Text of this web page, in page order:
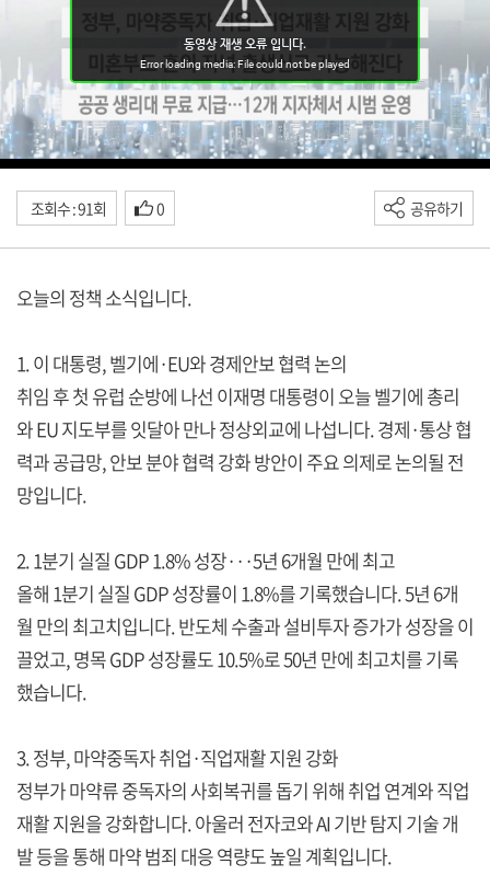
조회수 : 91회 0 공유하기
오늘의 정책 소식입니다.
1. 이 대통령, 벨기에·EU와 경제안보 협력 논의
취임 후 첫 유럽 순방에 나선 이재명 대통령이 오늘 벨기에 총리
와 EU 지도부를 잇달아 만나 정상외교에 나섭니다. 경제·통상 협
력과 공급망, 안보 분야 협력 강화 방안이 주요 의제로 논의될 전
망입니다.
2. 1분기 실질 GDP 1.8% 성장···5년 6개월 만에 최고
올해 1분기 실질 GDP 성장률이 1.8%를 기록했습니다. 5년 6개
월 만의 최고치입니다. 반도체 수출과 설비투자 증가가 성장을 이
끌었고, 명목 GDP 성장률도 10.5%로 50년 만에 최고치를 기록
했습니다.
3. 정부, 마약중독자 취업·직업재활 지원 강화
정부가 마약류 중독자의 사회복귀를 돕기 위해 취업 연계와 직업
재활 지원을 강화합니다. 아울러 전자코와 AI 기반 탐지 기술 개
발 등을 통해 마약 범죄 대응 역량도 높일 계획입니다.